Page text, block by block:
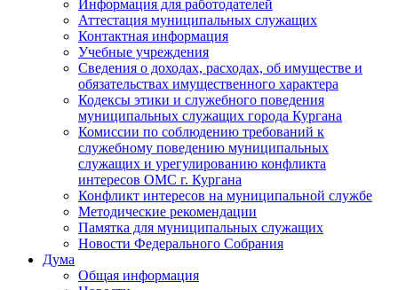
Информация для работодателей
Аттестация муниципальных служащих
Контактная информация
Учебные учреждения
Сведения о доходах, расходах, об имуществе и
обязательствах имущественного характера
Кодексы этики и служебного поведения
муниципальных служащих города Кургана
Комиссии по соблюдению требований к
служебному поведению муниципальных
служащих и урегулированию конфликта
интересов ОМС г. Кургана
Конфликт интересов на муниципальной службе
Методические рекомендации
Памятка для муниципальных служащих
Новости Федерального Cобрания
Дума
Общая информация